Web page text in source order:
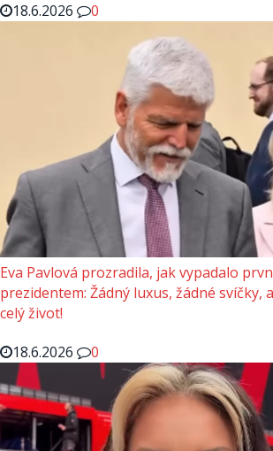
18.6.2026
0
Eva Pavlová prozradila, jak vypadalo
prezidentem: Žádný luxus, žádné svíčky,
celý život!
18.6.2026
0